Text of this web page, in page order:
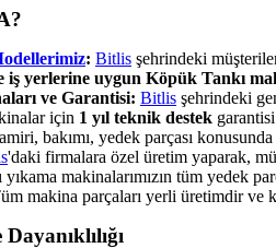
: Bitlis şehrindeki
iş yerlerine uygun Köpük Tankı
ve Garantisi: Bitlis şehrindeki
için 1 yıl teknik destek
bakımı, yedek parçası konusunda
'daki firmalara özel üretim yaparak,
yıkama makinalarımızın tüm yedek
makina parçaları yerli üretimdir ve